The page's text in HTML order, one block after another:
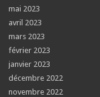
mai 2023
avril 2023
mars 2023
février 2023
janvier 2023
décembre 2022
novembre 2022